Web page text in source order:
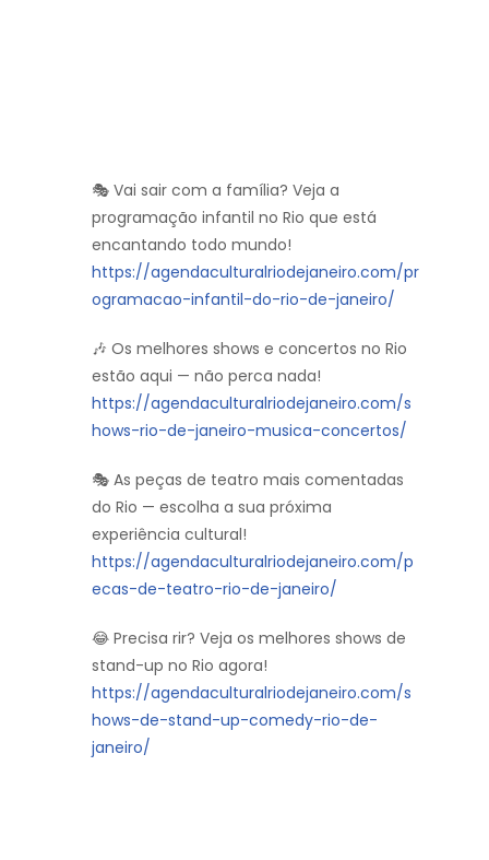
🎭 Vai sair com a família? Veja a
programação infantil no Rio que está
encantando todo mundo!
https://agendaculturalriodejaneiro.com/pr
ogramacao-infantil-do-rio-de-janeiro/
🎶 Os melhores shows e concertos no Rio
estão aqui — não perca nada!
https://agendaculturalriodejaneiro.com/s
hows-rio-de-janeiro-musica-concertos/
🎭 As peças de teatro mais comentadas
do Rio — escolha a sua próxima
experiência cultural!
https://agendaculturalriodejaneiro.com/p
ecas-de-teatro-rio-de-janeiro/
😂 Precisa rir? Veja os melhores shows de
stand-up no Rio agora!
https://agendaculturalriodejaneiro.com/s
hows-de-stand-up-comedy-rio-de-
janeiro/